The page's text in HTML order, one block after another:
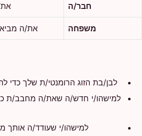
חבר/ה
משפחה את/ה
לבן/בת הזוג הרומנטי/ת שלך כדי
למישהו/י חדש/ה שאת/ה מחבב/ת
למישהו/י שעודד/ה אותך